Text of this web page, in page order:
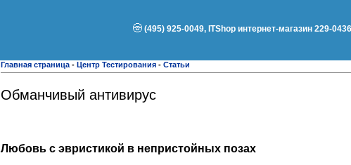
(495) 925-0049, ITShop интернет-магазин 229-
Главная страница - Центр Тестирования - Статьи
Обманчивый антивирус
Любовь с эвристикой в непристойных позах